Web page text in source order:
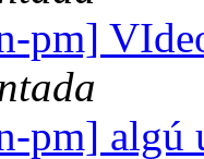
pm]
pm] algú